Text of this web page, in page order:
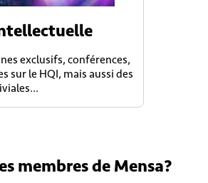
exclusifs, conférences,
sur le HQI, mais aussi des
membresde Mensa?